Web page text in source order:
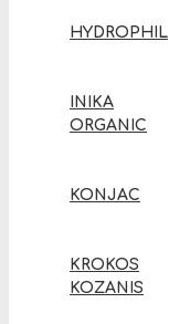
HYDROPHIL
INIKA
ORGANIC
KONJAC
KROKOS
KOZANIS